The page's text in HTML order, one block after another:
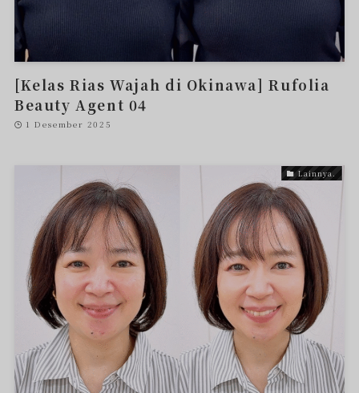
[Kelas Rias Wajah di Okinawa] Rufolia
Beauty Agent 04
1 Desember 2025
Lainnya.